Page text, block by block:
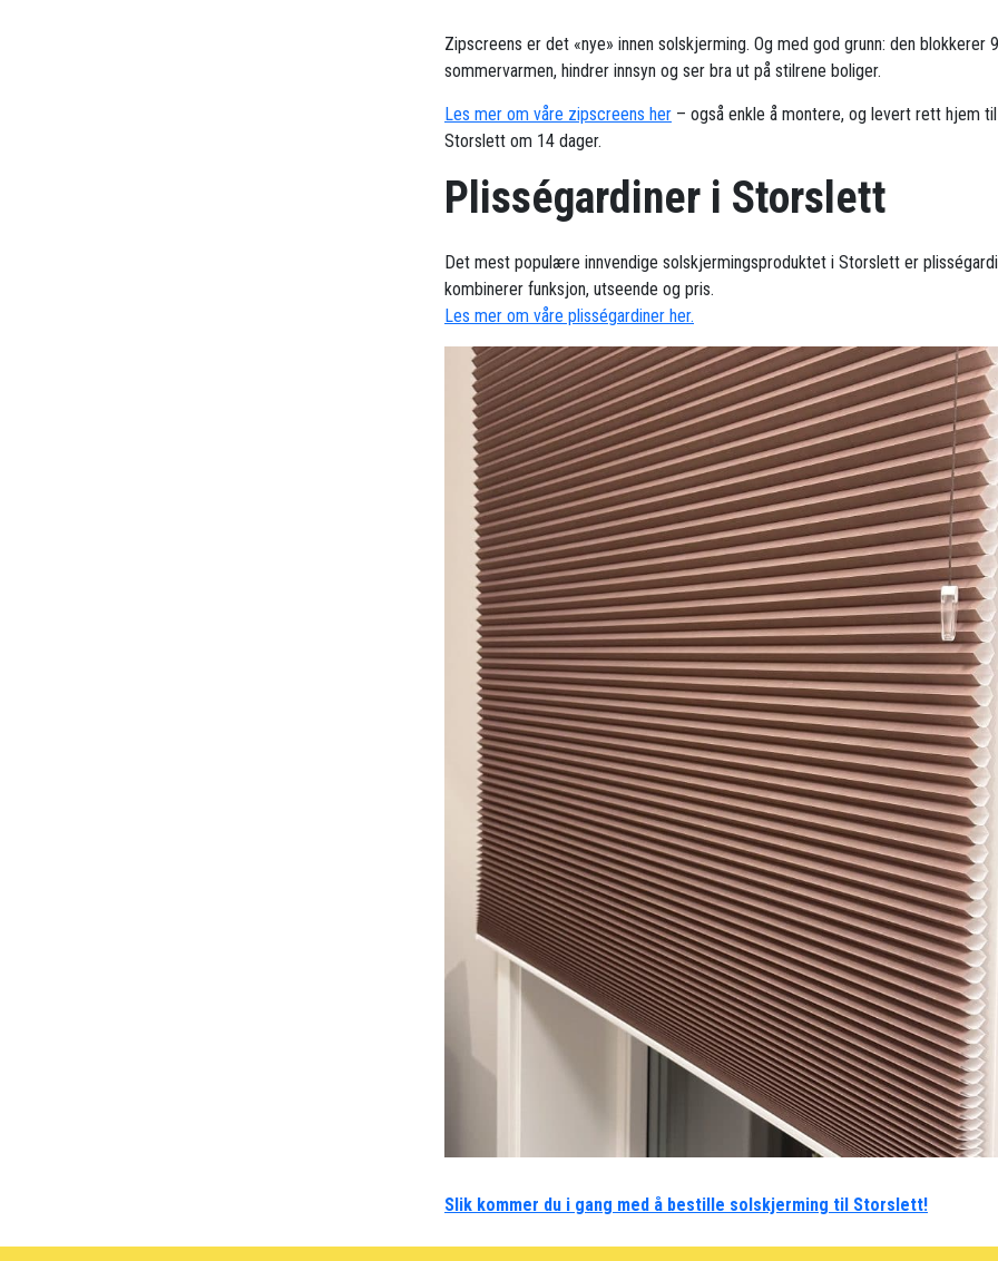
Zipscreens er det «nye» innen solskjerming. Og med god grunn: den blokkerer
sommervarmen, hindrer innsyn og ser bra ut på stilrene boliger.
Les mer om våre zipscreens her – også enkle å montere, og levert rett hjem
Storslett om 14 dager.
Plisségardiner i Storslett
Det mest populære innvendige solskjermingsproduktet i Storslett er
kombinerer funksjon, utseende og pris.
Les mer om våre plisségardiner her.
Slik kommer du i gang med å bestille solskjerming til Storslett!